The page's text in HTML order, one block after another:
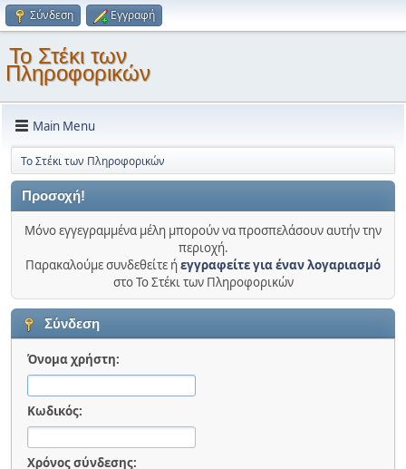
Σύνδεση Εγγραφή
Το Στέκι των
Πληροφορικών
Main Menu
Το Στέκι των Πληροφορικών
Προσοχή!
Μόνο εγγεγραμμένα μέλη μπορούν να προσπελάσουν αυτήν την
περιοχή.
Παρακαλούμε συνδεθείτε ήεγγραφείτε για έναν λογαριασμό
στο Το Στέκι των Πληροφορικών
Σύνδεση
Όνομα χρήστη:
Κωδικός:
Χρόνος σύνδεσης: